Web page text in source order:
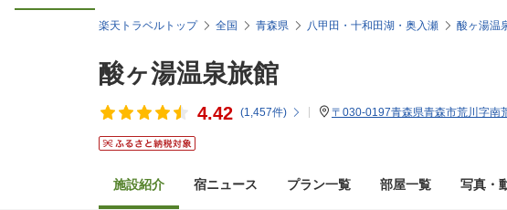
楽天トラベルトップ 全国 青森県 八甲田・十和田湖・奥入瀬 酸ヶ湯温
酸ヶ湯温泉旅館
4.42 (1,457件) 〒030-0197青森県青森市荒川字南
施設紹介 宿ニュース プラン一覧 部屋一覧 写真・